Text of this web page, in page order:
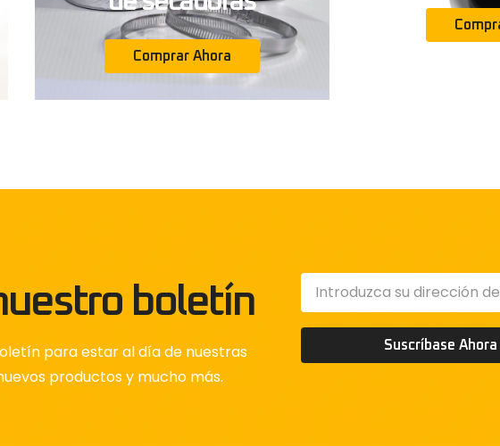
Comprar Ahora
boletín
para estar al día de nuestras
productos y mucho más.
Suscríbase Ahora